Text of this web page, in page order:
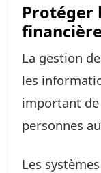
Protéger
La gestion
les
important de
personnes
Les